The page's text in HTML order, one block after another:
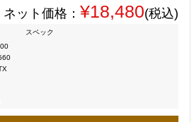
ネット価格： ¥18,480(税込)
スペック